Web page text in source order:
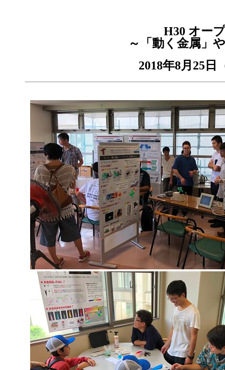
H30 オー
～「動く金属」
2018年8月25